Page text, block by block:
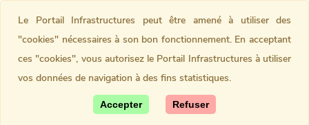
Le Portail Infrastructures peut être amené à utiliser des
"cookies" nécessaires à son bon fonctionnement. En acceptant
ces "cookies", vous autorisez le Portail Infrastructures à utiliser
vos données de navigation à des fins statistiques.
Accepter Refuser